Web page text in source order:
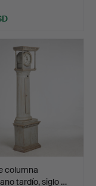
columna
tardío, siglo …